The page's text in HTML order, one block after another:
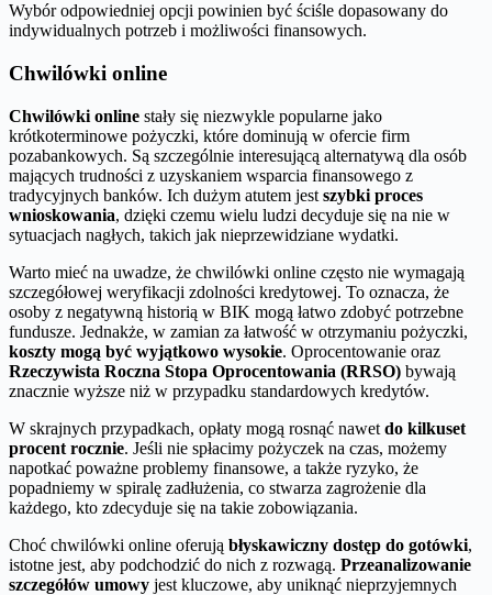
Wybór odpowiedniej opcji powinien być ściśle dopasowany do
indywidualnych potrzeb i możliwości finansowych.
Chwilówki online
Chwilówki online stały się niezwykle popularne jako
krótkoterminowe pożyczki, które dominują w ofercie firm
pozabankowych. Są szczególnie interesującą alternatywą dla osób
mających trudności z uzyskaniem wsparcia finansowego z
tradycyjnych banków. Ich dużym atutem jest szybki proces
wnioskowania, dzięki czemu wielu ludzi decyduje się na nie w
sytuacjach nagłych, takich jak nieprzewidziane wydatki.
Warto mieć na uwadze, że chwilówki online często nie wymagają
szczegółowej weryfikacji zdolności kredytowej. To oznacza, że
osoby z negatywną historią w BIK mogą łatwo zdobyć potrzebne
fundusze. Jednakże, w zamian za łatwość w otrzymaniu pożyczki,
koszty mogą być wyjątkowo wysokie. Oprocentowanie oraz
Rzeczywista Roczna Stopa Oprocentowania (RRSO) bywają
znacznie wyższe niż w przypadku standardowych kredytów.
W skrajnych przypadkach, opłaty mogą rosnąć nawet do kilkuset
procent rocznie. Jeśli nie spłacimy pożyczek na czas, możemy
napotkać poważne problemy finansowe, a także ryzyko, że
popadniemy w spiralę zadłużenia, co stwarza zagrożenie dla
każdego, kto zdecyduje się na takie zobowiązania.
Choć chwilówki online oferują błyskawiczny dostęp do gotówki,
istotne jest, aby podchodzić do nich z rozwagą. Przeanalizowanie
szczegółów umowy jest kluczowe, aby uniknąć nieprzyjemnych